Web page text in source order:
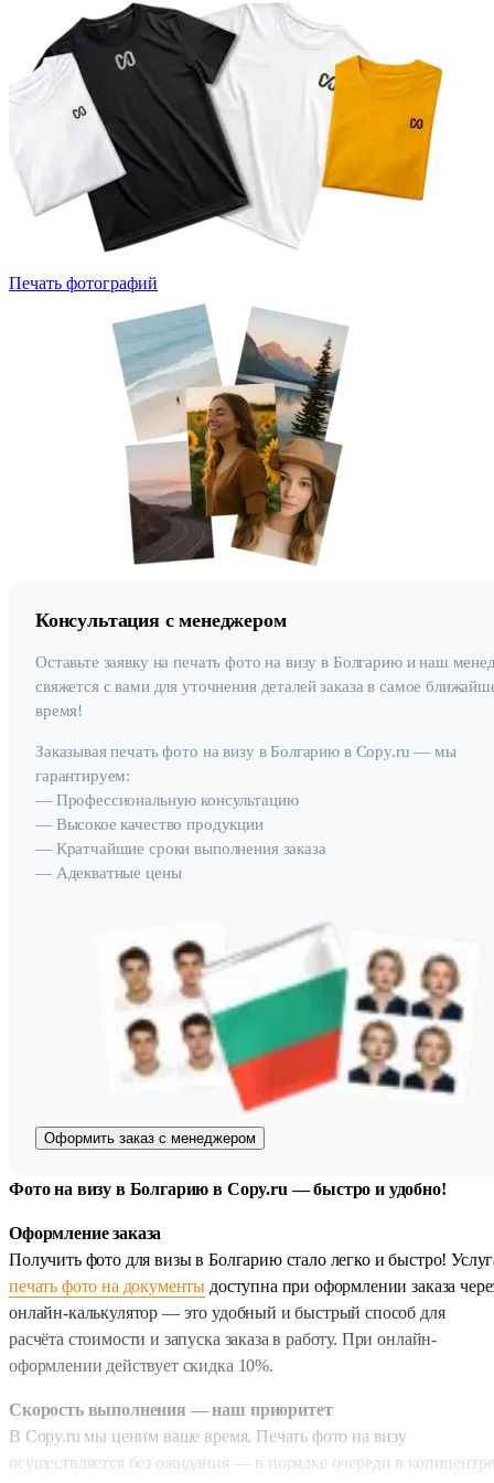
Печать фотографий
Консультация с менеджером
Оставьте заявку на печать фото на визу в Болгарию и наш
свяжется с вами для уточнения деталей заказа в самое
время!
Заказывая печать фото на визу в Болгарию в Copy.ru — мы
гарантируем:
— Профессиональную консультацию
— Высокое качество продукции
— Кратчайшие сроки выполнения заказа
— Адекватные цены
Оформить заказ с менеджером
Фото на визу в Болгарию в Copy.ru — быстро и удобно!
Оформление заказа
Получить фото для визы в Болгарию стало легко и быстро!
печать фото на документы доступна при оформлении заказа
онлайн-калькулятор — это удобный и быстрый способ для
расчёта стоимости и запуска заказа в работу. При онлайн-
оформлении действует скидка 10%.
Скорость выполнения — наш приоритет
В Copy.ru мы ценим ваше время. Печать фото на визу
осуществляется без ожидания — в порядке очереди в